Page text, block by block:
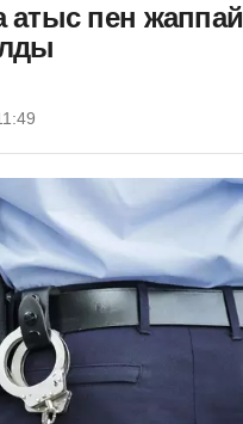
атыс пен жаппай